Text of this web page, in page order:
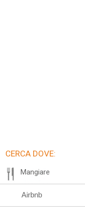
CERCA DOVE:
Mangiare
Airbnb